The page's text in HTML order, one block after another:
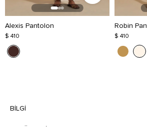
Alexis Pantolon
$ 410
Robin
$ 410
BILGI